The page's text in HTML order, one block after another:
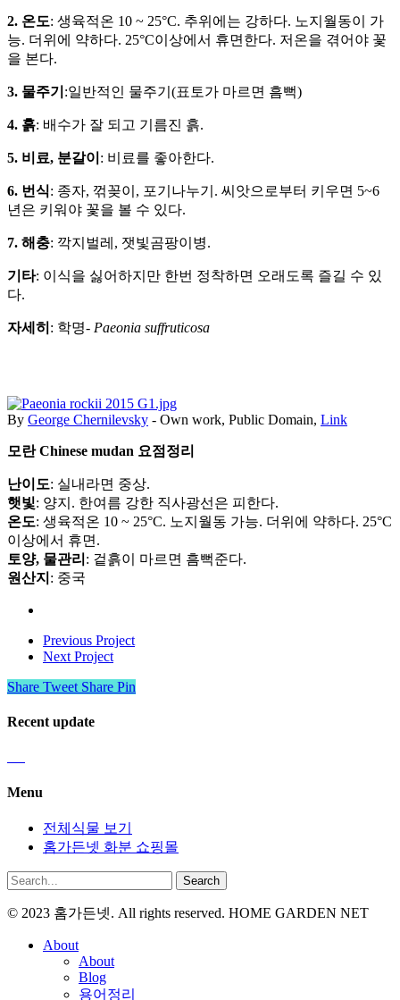
2. 온도: 생육적온 10 ~ 25°C. 추위에는 강하다. 노지월동이 가
능. 더위에 약하다. 25°C이상에서 휴면한다. 저온을 겪어야 꽃
을 본다.
3. 물주기 :일반적인 물주기(표토가 마르면 흠뻑)
4. 흙: 배수가 잘 되고 기름진 흙.
5. 비료, 분갈이 : 비료를 좋아한다.
6. 번식: 종자, 꺾꽂이, 포기나누기. 씨앗으로부터 키우면 5~6
년은 키워야 꽃을 볼 수 있다.
7. 해충: 깍지벌레, 잿빛곰팡이병.
기타: 이식을 싫어하지만 한번 정착하면 오래도록 즐길 수 있
다.
자세히 : 학명- Paeonia suffruticosa
By George Chernilevsky - Own work, Public Domain, Link
모란 Chinese mudan 요점정리
난이도: 실내라면 중상.
햇빛: 양지. 한여름 강한 직사광선은 피한다.
온도: 생육적온 10 ~ 25°C. 노지월동 가능. 더위에 약하다. 25°C
이상에서 휴면.
토양, 물관리 : 겉흙이 마르면 흠뻑준다.
원산지 : 중국
Previous Project
Next Project
Share Tweet Share Pin
Recent update
Menu
전체식물 보기
홈가든넷 화분 쇼핑몰
Search
© 2023 홈가든넷. All rights reserved. HOME GARDEN NET
About
About
Blog
용어정리